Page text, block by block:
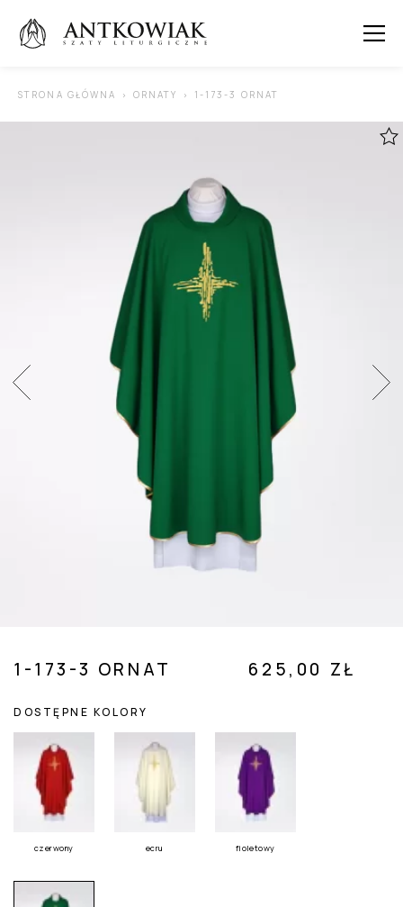
SUBMENU (KAPY )
SUBMENU (SUTANNY I DODATKI )
SUBMENU (POZOSTAŁE )
STRONA GŁÓWNA ORNATY 1-173-3 ORNAT
1-173-3 ORNAT 625,00 ZŁ
DOSTĘPNE KOLORY
czerwony ecru fioletowy